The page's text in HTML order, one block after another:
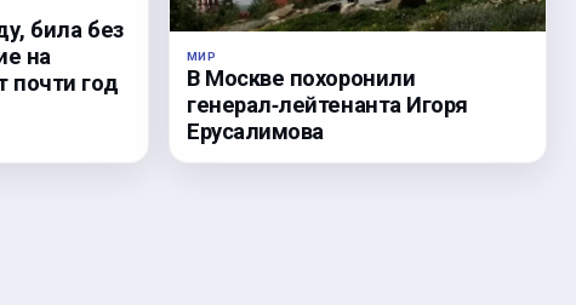
била без
на
почти год
МИР
В Москве похоронили
генерал‑лейтенанта Игоря
Ерусалимова